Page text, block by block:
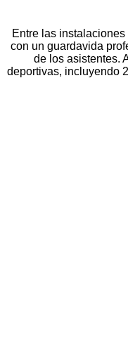
Entre las
con un guardavida
de los asistentes.
deportivas, incluyendo